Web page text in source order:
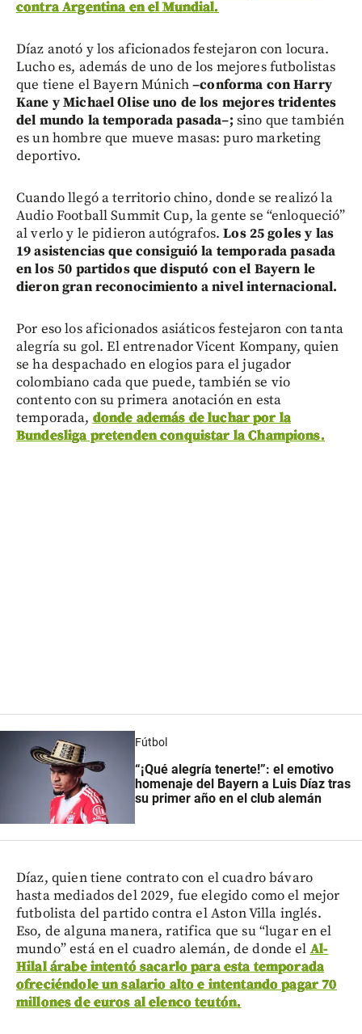
contra Argentina en el Mundial.
Díaz anotó y los aficionados festejaron con locura.
Lucho es, además de uno de los mejores futbolistas
que tiene el Bayern Múnich–conforma con Harry
Kane y Michael Olise uno de los mejores tridentes
del mundo la temporada pasada–; sino que también
es un hombre que mueve masas: puro marketing
deportivo.
Cuando llegó a territorio chino, donde se realizó la
Audio Football Summit Cup, la gente se “enloqueció”
al verlo y le pidieron autógrafos.Los 25 goles y las
19 asistencias que consiguió la temporada pasada
en los 50 partidos que disputó con el Bayern le
dieron gran reconocimiento a nivel internacional.
Por eso los aficionados asiáticos festejaron con tanta
alegría su gol. El entrenador Vicent Kompany, quien
se ha despachado en elogios para el jugador
colombiano cada que puede, también se vio
contento con su primera anotación en esta
temporada, donde además de luchar por la
Bundesliga pretenden conquistar la Champions.
Fútbol
“¡Qué alegría tenerte!”: el emotivo
homenaje del Bayern a Luis Díaz tras
su primer año en el club alemán
Díaz, quien tiene contrato con el cuadro bávaro
hasta mediados del 2029, fue elegido como el mejor
futbolista del partido contra el Aston Villa inglés.
Eso, de alguna manera, ratifica que su “lugar en el
mundo” está en el cuadro alemán, de donde el Al-
Hilal árabe intentó sacarlo para esta temporada
ofreciéndole un salario alto e intentando pagar 70
millones de euros al elenco teutón.